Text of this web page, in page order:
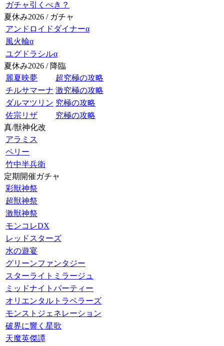
ガチャ引くべき？
夏休み2026 / ガチャ
アンドロイドダイナーα
風火輪α
ユグドラシルα
夏休み2026 / 降臨
麗夏映夢
超究極の攻略
チルサマーナ 激究極の攻略
ダルマツリン 究極の攻略
佐宗リザ
究極の攻略
真/獣神化改
アラミス
ペリー
竹中半兵衛
定期開催ガチャ
彩獣神祭
超獣神祭
激獣神祭
モンコレDX
レッドスターズ
水の遊宴
グリーンファンタジー
スターライトミラージュ
ミッドナイトパーティー
オリエンタルトラベラーズ
モンストジェネレーション
破界に響く星歌
天魔英傑譚